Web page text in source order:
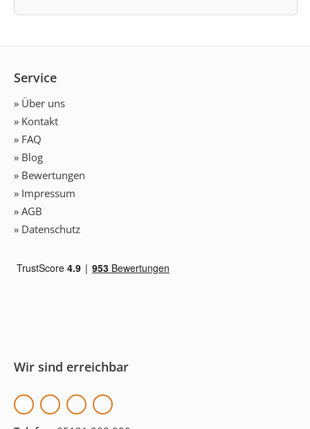
Service
» Über uns
» Kontakt
» FAQ
» Blog
» Bewertungen
» Impressum
» AGB
» Datenschutz
Wir sind erreichbar